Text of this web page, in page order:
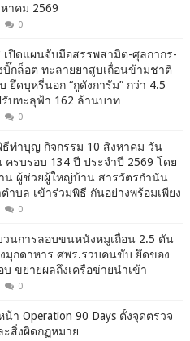
าคม 2569
0
เปิดแผนจับมือสรรพสามิต-ศุลกากร-
บิ๊กล็อต ทะลายยาสูบเถื่อนข้ามชาติ
ยึดบุหรี่นอก “กูดังการัม” กว่า 4.5
บทะลุฟ้า 162 ล้านบาท
0
ธีทำบุญ กิจกรรม 10 สิงหาคม วัน
รบรอบ 134 ปี ประจำปี 2569 โดย
น ผู้ช่วยผู้ใหญ่บ้าน สารวัตรกำนัน
ำบล เข้าร่วมพิธี กันอย่างพร้อมเพียง
0
นการลอบขนหนังหมูเถื่อน 2.5 ตัน
มุกดาหาร ศพร.รวบคนขับ ยึดของ
บ ขยายผลถึงเครือข่ายนำเข้า
0
า Operation 90 Days ตั้งจุดตรวจ
ะสิ่งผิดกฏหมาย